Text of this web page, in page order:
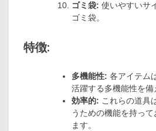
ゴミ袋: 使いやすいサ
ゴミ袋。
特徴:
多機能性: 各アイテム
活躍する多機能性を備
効率的: これらの道具
うための機能を持っ
ます。